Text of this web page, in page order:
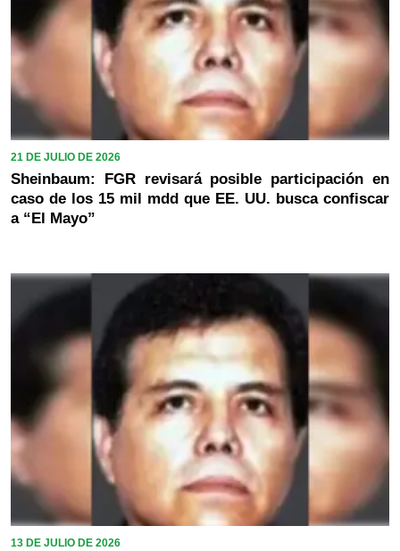
21 DE JULIO DE 2026
Sheinbaum: FGR revisará posible participación en
caso de los 15 mil mdd que EE. UU. busca confiscar
a “El Mayo”
13 DE JULIO DE 2026